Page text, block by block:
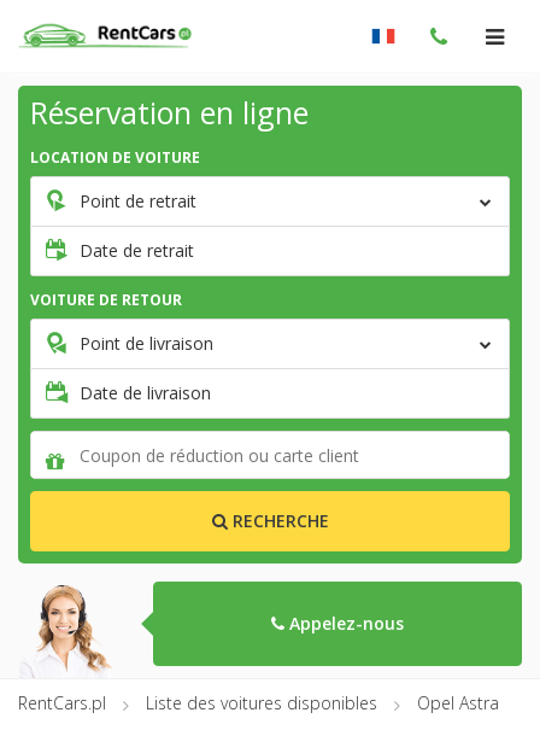
Réservation en ligne
LOCATION DE VOITURE
Point de retrait
Date de retrait
VOITURE DE RETOUR
Point de livraison
Date de livraison
RECHERCHE
Appelez-nous
RentCars.pl Liste des voitures disponibles Opel Astra